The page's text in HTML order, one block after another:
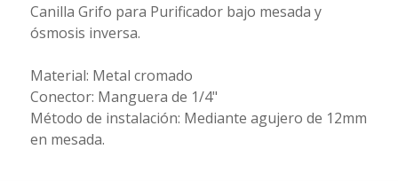
Canilla Grifo para Purificador bajo mesada y
ósmosis inversa.
Material: Metal cromado
Conector: Manguera de 1/4"
Método de instalación: Mediante agujero de 12mm
en mesada.